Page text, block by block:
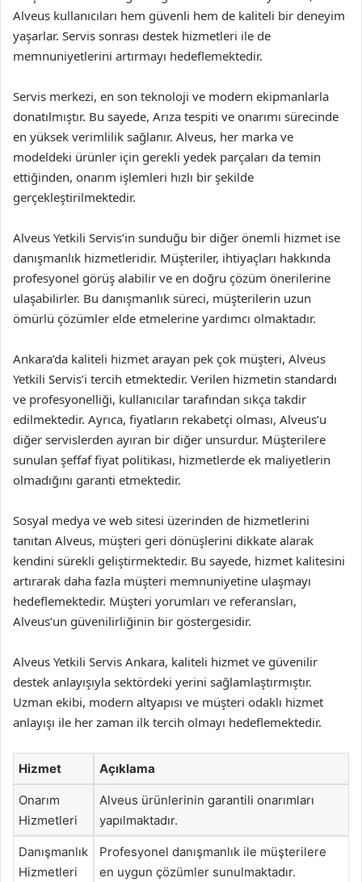
Alveus kullanıcıları hem güvenli hem de kaliteli bir deneyim
yaşarlar. Servis sonrası destek hizmetleri ile de
memnuniyetlerini artırmayı hedeflemektedir.
Servis merkezi, en son teknoloji ve modern ekipmanlarla
donatılmıştır. Bu sayede, Arıza tespiti ve onarımı sürecinde
en yüksek verimlilik sağlanır. Alveus, her marka ve
modeldeki ürünler için gerekli yedek parçaları da temin
ettiğinden, onarım işlemleri hızlı bir şekilde
gerçekleştirilmektedir.
Alveus Yetkili Servis’in sunduğu bir diğer önemli hizmet ise
danışmanlık hizmetleridir. Müşteriler, ihtiyaçları hakkında
profesyonel görüş alabilir ve en doğru çözüm önerilerine
ulaşabilirler. Bu danışmanlık süreci, müşterilerin uzun
ömürlü çözümler elde etmelerine yardımcı olmaktadır.
Ankara’da kaliteli hizmet arayan pek çok müşteri, Alveus
Yetkili Servis’i tercih etmektedir. Verilen hizmetin standardı
ve profesyonelliği, kullanıcılar tarafından sıkça takdir
edilmektedir. Ayrıca, fiyatların rekabetçi olması, Alveus’u
diğer servislerden ayıran bir diğer unsurdur. Müşterilere
sunulan şeffaf fiyat politikası, hizmetlerde ek maliyetlerin
olmadığını garanti etmektedir.
Sosyal medya ve web sitesi üzerinden de hizmetlerini
tanıtan Alveus, müşteri geri dönüşlerini dikkate alarak
kendini sürekli geliştirmektedir. Bu sayede, hizmet kalitesini
artırarak daha fazla müşteri memnuniyetine ulaşmayı
hedeflemektedir. Müşteri yorumları ve referansları,
Alveus’un güvenilirliğinin bir göstergesidir.
Alveus Yetkili Servis Ankara, kaliteli hizmet ve güvenilir
destek anlayışıyla sektördeki yerini sağlamlaştırmıştır.
Uzman ekibi, modern altyapısı ve müşteri odaklı hizmet
anlayışı ile her zaman ilk tercih olmayı hedeflemektedir.
Hizmet Açıklama
Onarım
Hizmetleri
Alveus ürünlerinin garantili onarımları
yapılmaktadır.
Danışmanlık
Hizmetleri
Profesyonel danışmanlık ile müşterilere
en uygun çözümler sunulmaktadır.